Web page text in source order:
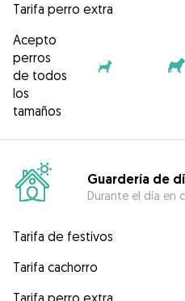
Tarifa perro extra
Acepto
perros
de todos
los
tamaños
Guardería de
Durante el día en
Tarifa de festivos
Tarifa cachorro